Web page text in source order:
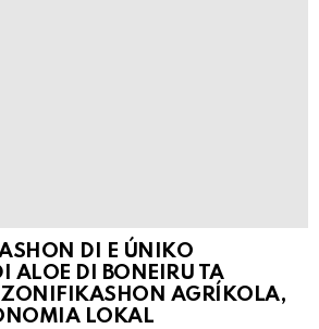
DI E ÚNIKO
ALOE DI BONEIRU TA
ZONIFIKASHON AGRÍKOLA,
LOKAL